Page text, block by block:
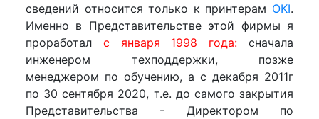
сведений относится только к принтерам OKI.
Именно в Представительстве этой фирмы я
проработал с января 1998 года: сначала
инженером техподдержки, позже
менеджером по обучению, а с декабря 2011г
по 30 сентября 2020, т.е. до самого закрытия
Представительства - Директором по